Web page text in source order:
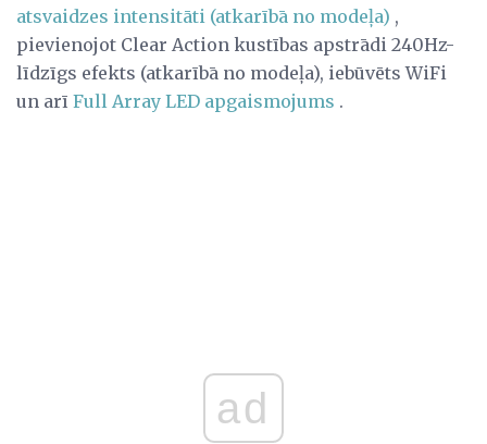
atsvaidzes intensitāti (atkarībā no modeļa) ,
pievienojot Clear Action kustības apstrādi 240Hz-
līdzīgs efekts (atkarībā no modeļa), iebūvēts WiFi
un arī Full Array LED apgaismojums .
ad